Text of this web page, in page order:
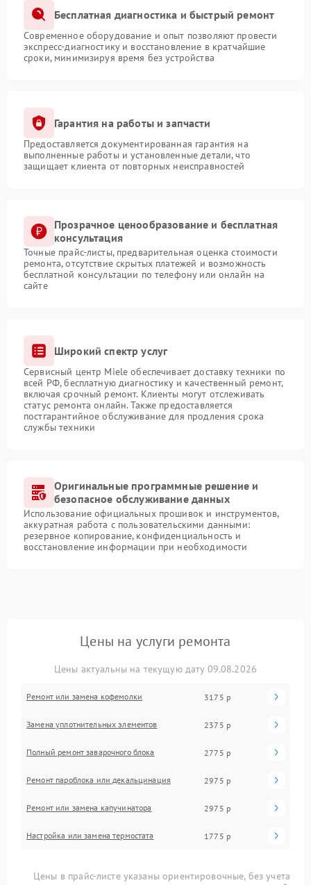
Бесплатная диагностика и быстрый ремонт
Современное оборудование и опыт позволяют провести
экспресс-диагностику и восстановление в кратчайшие
сроки, минимизируя время без устройства
Гарантия на работы и запчасти
Предоставляется документированная гарантия на
выполненные работы и установленные детали, что
защищает клиента от повторных неисправностей
Прозрачное ценообразование и бесплатная
консультация
Точные прайс-листы, предварительная оценка стоимости
ремонта, отсутствие скрытых платежей и возможность
бесплатной консультации по телефону или онлайн на
сайте
Широкий спектр услуг
Сервисный центр Miele обеспечивает доставку техники по
всей РФ, бесплатную диагностику и качественный ремонт,
включая срочный ремонт. Клиенты могут отслеживать
статус ремонта онлайн. Также предоставляется
постгарантийное обслуживание для продления срока
службы техники
Оригинальные программные решение и
безопасное обслуживание данных
Использование официальных прошивок и инструментов,
аккуратная работа с пользовательскими данными:
резервное копирование, конфиденциальность и
восстановление информации при необходимости
Цены на услуги ремонта
Цены актуальны на текущую дату 09.08.2026
Ремонт или замена кофемолки 3175 р
Замена уплотнительных элементов 2375 р
Полный ремонт заварочного блока 2775 р
Ремонт пароблока или декальцинация 2975 р
Ремонт или замена капучинатора 2975 р
Настройка или замена термостата 1775 р
Цены в прайс-листе указаны ориентировочные, без учета